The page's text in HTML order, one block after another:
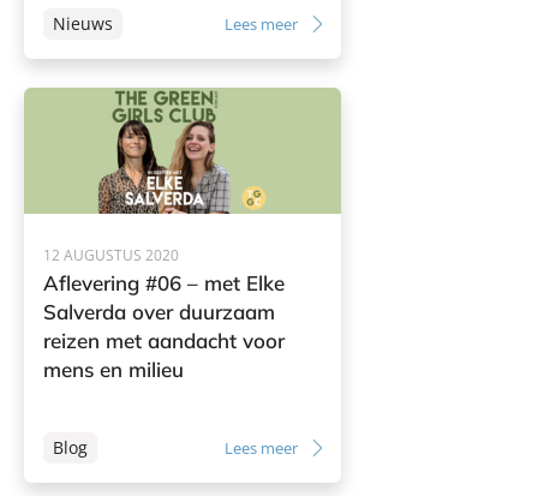
Nieuws Lees meer
12 AUGUSTUS 2020
Aflevering #06 – met Elke
Salverda over duurzaam
reizen met aandacht voor
mens en milieu
Blog Lees meer